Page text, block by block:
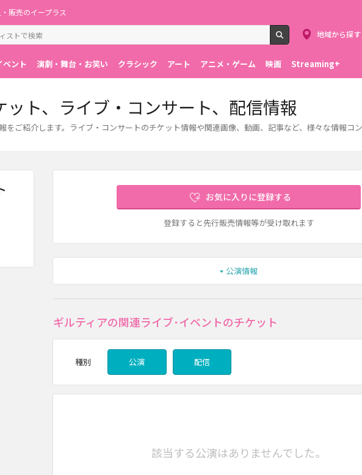
販売のイープラス
検索
地域から探す
ベント 演劇・舞台・お笑い クラシック アート アニメ・ゲーム 映画 Streaming+
ット、ライブ・コンサート、配信情報
をご紹介します。ライブ・コンサートのチケット情報や関連画像、動画、記事など、様々な情報コン
お気に入りに登録する
登録すると先行販売情報等が受け取れます
公演情報
ギルティアの関連ライブ･イベントのチケット
種別 公演 配信
該当する公演はありませんでした。